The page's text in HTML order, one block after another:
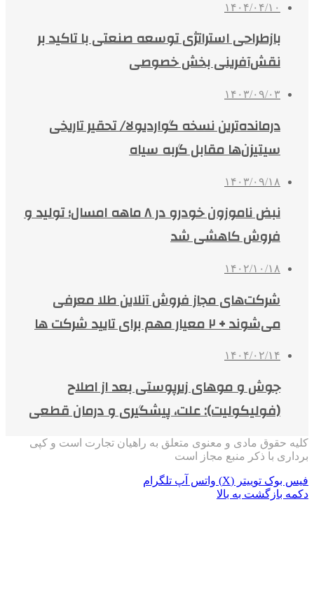
۱۴۰۴/۰۴/۱۰
بازطراحی استراتژی توسعه صنعتی با تاکید بر
نقش‌آفرینی بخش خصوصی
۱۴۰۳/۰۹/۰۳
درمانده‌ترین نسخه گواردیولا/ تحقیر تاریخی
سیتیزن‌ها مقابل گربه سیاه
۱۴۰۳/۰۹/۱۸
نبض ناموزون خودرو در ۸ ماهه امسال؛ تولید و
فروش کاهشی شد
۱۴۰۲/۱۰/۱۸
شرکت‌های مجاز فروش آنلاین طلا معرفی
می‌شوند + ۲ معیار مهم برای تایید شرکت ها
۱۴۰۴/۰۲/۱۴
جوش و موهای زیرپوستی بعد از اصلاح
(فولیکولیت): علت، پیشگیری و درمان قطعی
کلیه حقوق مادی و معنوی متعلق به راهیان تجارت است و کپی
برداری با ذکر منبع مجاز است
فیس بوک توییتر (X) واتس آپ تلگرام
دکمه بازگشت به بالا